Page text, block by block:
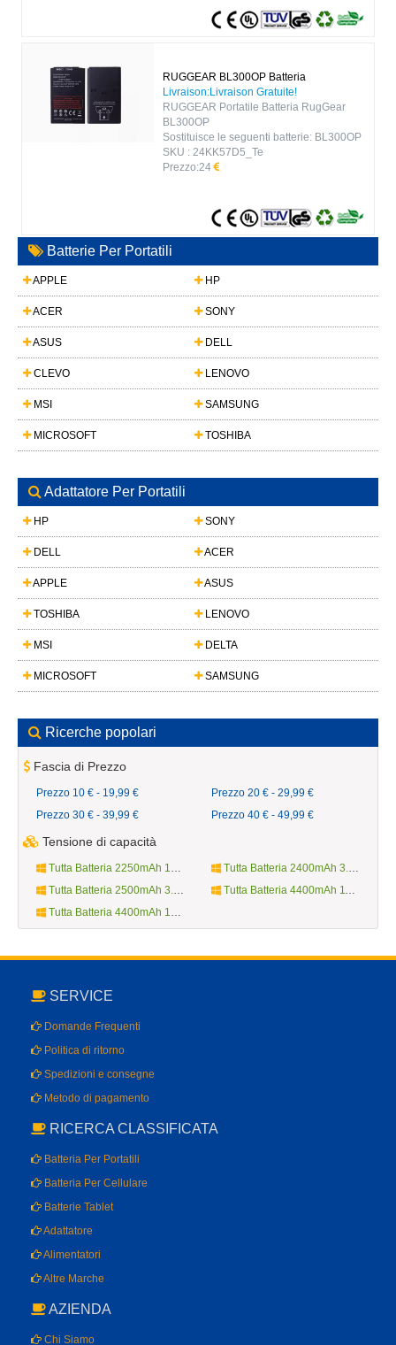
RUGGEAR BL300OP Batteria
Livraison:Livraison Gratuite!
RUGGEAR Portatile Batteria RugGear
BL300OP
Sostituisce le seguenti batterie: BL300OP
SKU : 24KK57D5_Te
Prezzo:24
Batterie Per Portatili
APPLE HP
ACER SONY
ASUS DELL
CLEVO LENOVO
MSI SAMSUNG
MICROSOFT TOSHIBA
Adattatore Per Portatili
HP SONY
DELL ACER
APPLE ASUS
TOSHIBA LENOVO
MSI DELTA
MICROSOFT SAMSUNG
Ricerche popolari
Fascia di Prezzo
Prezzo 10 € - 19,99 €
Prezzo 20 € - 29,99 €
Prezzo 30 € - 39,99 €
Prezzo 40 € - 49,99 €
Tensione di capacità
Tutta Batteria 2250mAh 10.8V
Tutta Batteria 2400mAh 3.7V
Tutta Batteria 2500mAh 3.8V
Tutta Batteria 4400mAh 11.1V
Tutta Batteria 4400mAh 14.4V
SERVICE
Domande Frequenti
Politica di ritorno
Spedizioni e consegne
Metodo di pagamento
RICERCA CLASSIFICATA
Batteria Per Portatili
Batteria Per Cellulare
Batterie Tablet
Adattatore
Alimentatori
Altre Marche
AZIENDA
Chi Siamo